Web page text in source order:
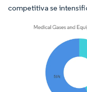
competitiva se